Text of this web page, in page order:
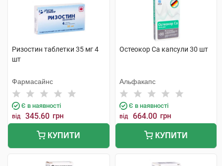
Ризостин таблетки 35 мг 4
шт
Фармасайнс
Є в наявності
від 345.60 грн
КУПИТИ
Остеокор Cа капсули 30 шт
Альфакапс
Є в наявності
від 664.00 грн
КУПИТИ